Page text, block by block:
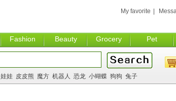
Fashion Beauty Grocery Pet
My favorite
娃娃 皮皮熊 魔方 机器人 恐龙 小蝴蝶 狗狗 兔子